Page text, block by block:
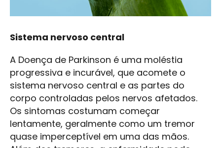
Sistema nervoso central
A Doença de Parkinson é uma moléstia
progressiva e incurável, que acomete o
sistema nervoso central e as partes do
corpo controladas pelos nervos afetados.
Os sintomas costumam começar
lentamente, geralmente como um tremor
quase imperceptível em uma das mãos.